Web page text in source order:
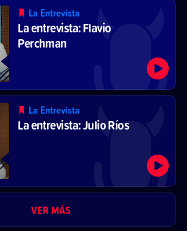
La Entrevista
La entrevista: Flavio
Perchman
La Entrevista
La entrevista: Julio Ríos
VER MÁS